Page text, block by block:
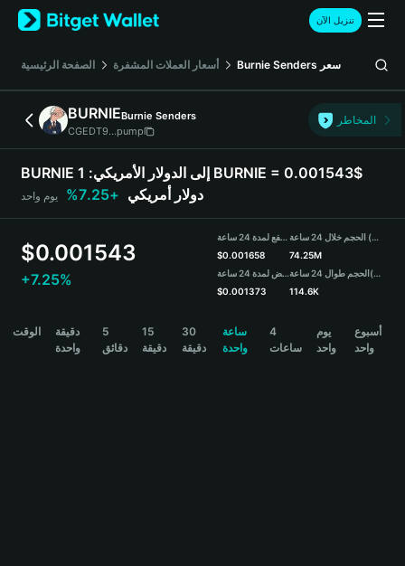
English
日本語
Русский
Español (Latinoamérica)
Türkçe
Deutsch
简体中文
Português (Portugal)
Bahasa Indonesia
বাংলা
تنزيل الآن
الصفحة الرئيسية أسعار العملات المشفرة Burnie Senders سعر
BURNIEBurnie Senders
CGEDT9...pump
المخاطر
BURNIE إلى الدولار الأمريكي: 1 BURNIE = 0.001543$
دولار أمريكي +7.25% يوم واحد
$0.001543
+7.25%
مرتفع لمدة 24 ساعة
$0.001658
منخفض لمدة 24 ساعة
$0.001373
الحجم خلال 24 ساعة (BURNIE)
74.25M
الحجم طوال 24 ساعة(USDT)
114.6K
الوقت
دقيقة
واحدة
5
دقائق
15
دقيقة
30
دقيقة
ساعة
واحدة
4
ساعات
يوم
واحد
أسبوع
واحد